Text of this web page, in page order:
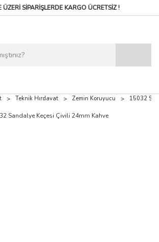
ÜZERİ SİPARİŞLERDEKARGO ÜCRETSİZ !
Teknik Hırdavat Zemin Koruyucu 15032